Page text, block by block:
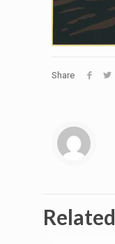
Share